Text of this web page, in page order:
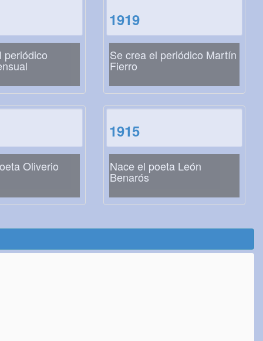
periódico
1919
Se crea el periódico Martín
Fierro
Oliverio
1915
Nace el poeta León
Benarós